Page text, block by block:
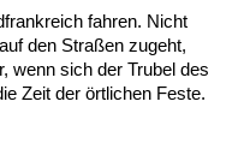
fahren. Nicht
den Straßen zugeht,
wenn sich der Trubel des
Zeit der örtlichen Feste.